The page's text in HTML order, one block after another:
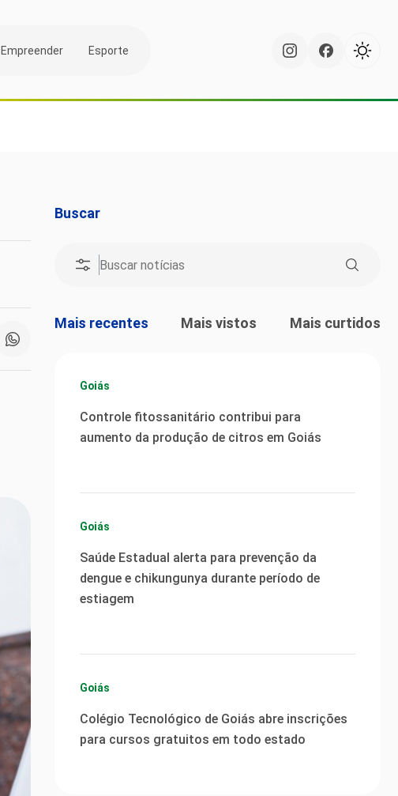
Empreender Esporte
Buscar
Mais recentes Mais vistos Mais curtidos
Goiás
Controle fitossanitário contribui para
aumento da produção de citros em Goiás
Goiás
Saúde Estadual alerta para prevenção da
dengue e chikungunya durante período de
estiagem
Goiás
Colégio Tecnológico de Goiás abre inscrições
para cursos gratuitos em todo estado